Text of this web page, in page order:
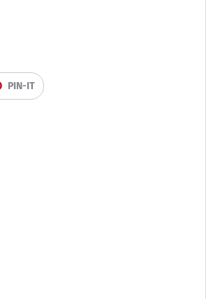
PIN-IT